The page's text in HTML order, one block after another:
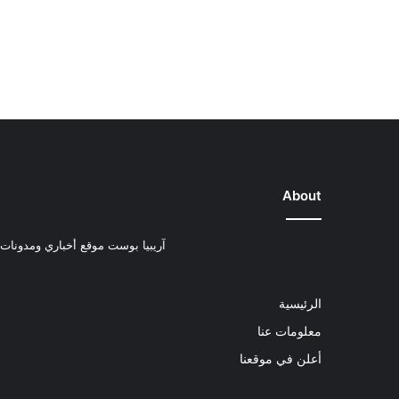
About
آريبيا بوست موقع أخباري
الرئيسية
معلومات عنا
أعلن في موقعنا